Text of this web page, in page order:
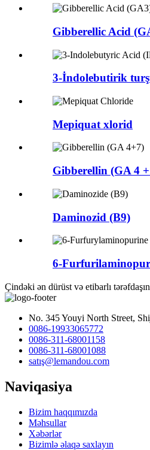
Gibberellic Acid
3-İndolebutirik
Mepiquat xlorid
Gibberellin (GA 4
Daminozid (B9)
6-
Çindəki ən dürüst və etibarlı
No. 345 Youyi North Street,
0086-19933065772
0086-311-68001158
0086-311-68001088
satış@lemandou.com
Naviqasiya
Bizim haqqımızda
Məhsullar
Xəbərlər
Bizimlə əlaqə saxlayın